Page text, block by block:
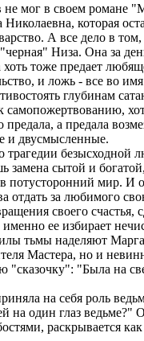
мог в своем романе
которая
А все дело в
Низа. Она за
тоже предает
и ложь - все во
глубинам
самопожертвованию,
а предала
и двусмысленные.
замена сытой и
потусторонний мир.
за любимого
своего
ее избирает
тьмы наделяют
Мастера, но и
"сказочку": "Была на
на себя роль
один глаз ведьме?"
раскрывается